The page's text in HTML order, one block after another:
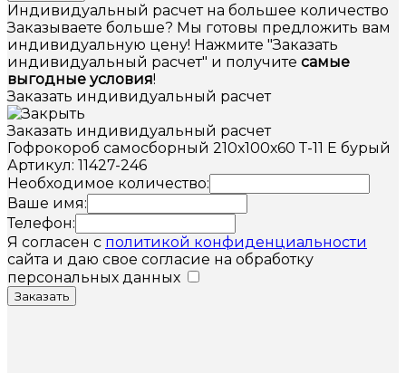
Индивидуальный расчет на большее количество
Заказываете больше? Мы готовы предложить вам
индивидуальную цену! Нажмите "Заказать
индивидуальный расчет" и получите самые
выгодные условия!
Заказать индивидуальный расчет
Заказать индивидуальный расчет
Гофрокороб самосборный 210х100х60 Т-11 Е бурый
Артикул: 11427-246
Необходимое количество:
Ваше имя:
Телефон:
Я согласен с политикой конфиденциальности
сайта и даю свое согласие на обработку
персональных данных
Заказать